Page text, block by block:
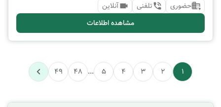
حضوری
تلفنی
آنلاین
مشاهده اطلاعات
1
2
3
4
5
...
48
49